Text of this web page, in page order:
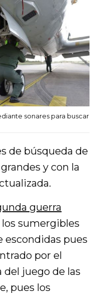
sonares para buscar
de búsqueda de
y con la
guerra
los sumergibles
escondidas pues
por el
juego de las
pues los